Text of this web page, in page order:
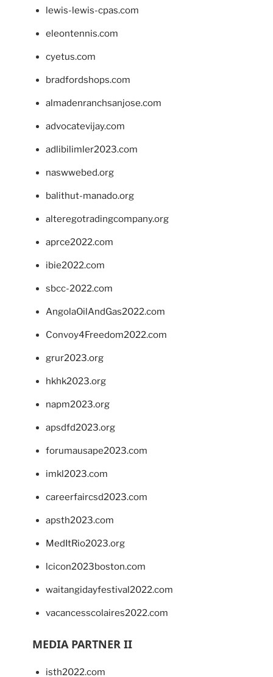
lewis-lewis-cpas.com
eleontennis.com
cyetus.com
bradfordshops.com
almadenranchsanjose.com
advocatevijay.com
adlibilimler2023.com
naswwebed.org
balithut-manado.org
alteregotradingcompany.org
aprce2022.com
ibie2022.com
sbcc-2022.com
AngolaOilAndGas2022.com
Convoy4Freedom2022.com
grur2023.org
hkhk2023.org
napm2023.org
apsdfd2023.org
forumausape2023.com
imkl2023.com
careerfaircsd2023.com
apsth2023.com
MedItRio2023.org
lcicon2023boston.com
waitangidayfestival2022.com
vacancesscolaires2022.com
MEDIA PARTNER II
isth2022.com